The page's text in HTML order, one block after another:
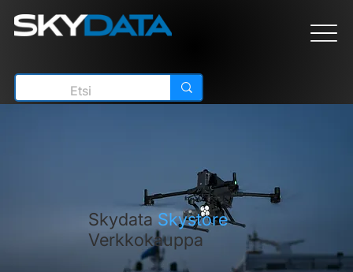
Skydata Skystore
Verkkokauppa